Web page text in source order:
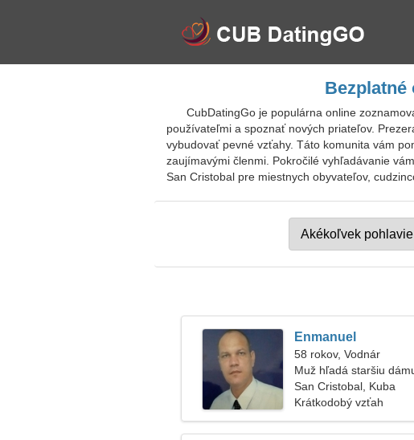
Bezplatné
CubDatingGo je populárna online
používateľmi a spoznať nových priateľov.
vybudovať pevné vzťahy. Táto komunita vám
zaujímavými členmi. Pokročilé vyhľadávanie
San Cristobal pre miestnych obyvateľov,
Enmanuel
58 rokov, Vodnár
Muž hľadá staršiu
San Cristobal, Kuba
Krátkodobý vzťah